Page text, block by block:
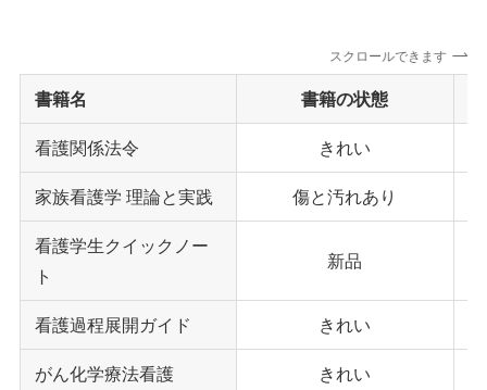
スクロールできます
書籍名 書籍の状態
看護関係法令 きれい
家族看護学 理論と実践 傷と汚れあり
看護学生クイックノー
ト
新品
看護過程展開ガイド きれい
がん化学療法看護 きれい